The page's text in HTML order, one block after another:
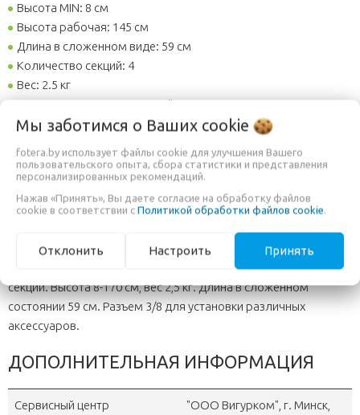
Высота MIN: 8 см
Высота рабочая: 145 см
Длина в сложенном виде: 59 см
Количество секций: 4
Вес: 2.5 кг
Материал и цвет: Алюминий
Черный
Нагрузка MAX: 6 кг
Наличие пузырькового уровня
Центральная колонна: rapid - Q 90°
Новая конструкция механизмов фиксации ножек штатива
увеличивает допустимую нагрузку до 6 кг. Алюминий. 4
секции. Высота 8-170 см, вес 2,5 кг. Длина в сложенном
состоянии 59 см. Разъем 3/8 для установки различных
аксессуаров.
ДОПОЛНИТЕЛЬНАЯ ИНФОРМАЦИЯ
Сервисный центр
"OOO Вигурком", г. Минск,
Мы заботимся о Ваших cookie
fotera.by использует файлы cookie для улучшения Вашего
пользовательского опыта, сбора статистики и представления
персонализированных рекомендаций.
Нажав «Принять», Вы даете согласие на обработку файлов
cookie в соответствии с Политикой обработки файлов cookie.
Отклонить Настроить Принять